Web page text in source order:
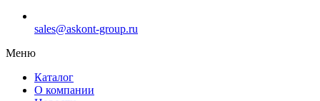
sales@askont-group.ru
Меню
Каталог
О компании